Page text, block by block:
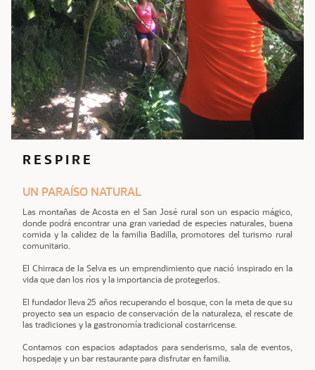
R E S P I R E
UN PARAÍSO NATURAL
Las montañas de Acosta en el San José rural son un espacio mágico,
donde podrá encontrar una gran variedad de especies naturales, buena
comida y la calidez de la familia Badilla, promotores del turismo rural
comunitario.
El Chirraca de la Selva es un emprendimiento que nació inspirado en la
vida que dan los ríos y la importancia de protegerlos.
El fundador lleva 25 años recuperando el bosque, con la meta de que su
proyecto sea un espacio de conservación de la naturaleza, el rescate de
las tradiciones y la gastronomía tradicional costarricense.
Contamos con espacios adaptados para senderismo, sala de eventos,
hospedaje y un bar restaurante para disfrutar en familia.